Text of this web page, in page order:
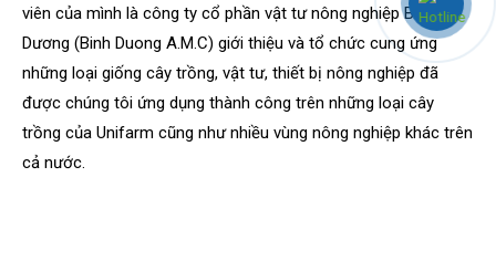
viên của mình là công ty cổ phần vật tư nông nghiệp Bình
Dương (Binh Duong A.M.C) giới thiệu và tổ chức cung ứng
những loại giống cây trồng, vật tư, thiết bị nông nghiệp đã
được chúng tôi ứng dụng thành công trên những loại cây
trồng của Unifarm cũng như nhiều vùng nông nghiệp khác trên
cả nước.